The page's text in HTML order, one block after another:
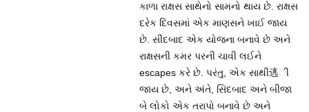
કાળા રાક્ષસ સાથેનો સામનો થાય છે. રાક્ષસ
દરેક દિવસમાં એક માણસને ખાઈ જાય
છે. સીંદબાદ એક યોજના બનાવે છે અને
રાક્ષસની કમર પરની ચાવી લઈને
escapes કરે છે. પરંતુ, એક સાથી逃ી
જાય છે, અને અંતે, સિંદબાદ અને બીજા
બે લોકો એક તરાપો બનાવે છે અને